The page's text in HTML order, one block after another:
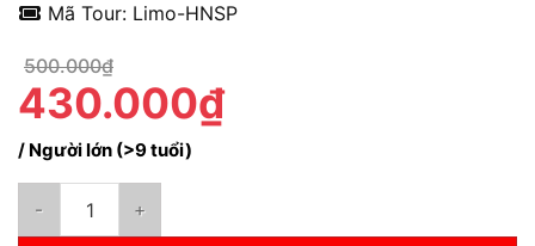
Mã Tour: Limo-HNSP
500.000₫
430.000₫
/ Người lớn (>9 tuổi)